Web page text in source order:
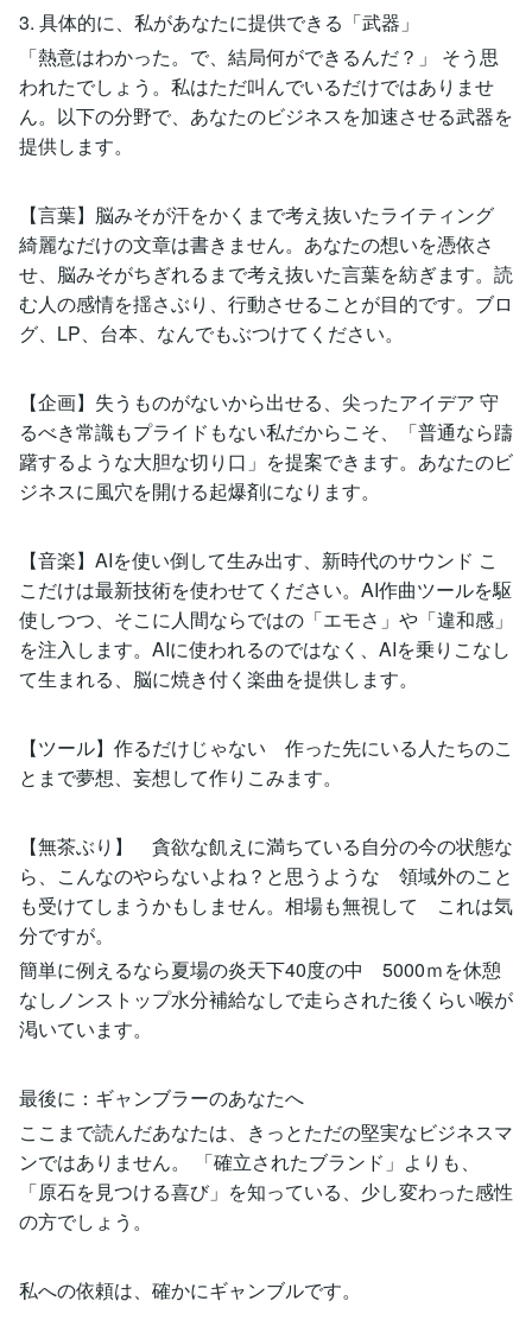
3. 具体的に、私があなたに提供できる「武器」
「熱意はわかった。で、結局何ができるんだ？」 そう思
われたでしょう。私はただ叫んでいるだけではありませ
ん。以下の分野で、あなたのビジネスを加速させる武器を
提供します。
【言葉】脳みそが汗をかくまで考え抜いたライティング
綺麗なだけの文章は書きません。あなたの想いを憑依さ
せ、脳みそがちぎれるまで考え抜いた言葉を紡ぎます。読
む人の感情を揺さぶり、行動させることが目的です。ブロ
グ、LP、台本、なんでもぶつけてください。
【企画】失うものがないから出せる、尖ったアイデア 守
るべき常識もプライドもない私だからこそ、「普通なら躊
躇するような大胆な切り口」を提案できます。あなたのビ
ジネスに風穴を開ける起爆剤になります。
【音楽】AIを使い倒して生み出す、新時代のサウンド こ
こだけは最新技術を使わせてください。AI作曲ツールを駆
使しつつ、そこに人間ならではの「エモさ」や「違和感」
を注入します。AIに使われるのではなく、AIを乗りこなし
て生まれる、脳に焼き付く楽曲を提供します。
【ツール】作るだけじゃない 作った先にいる人たちのこ
とまで夢想、妄想して作りこみます。
【無茶ぶり】 貪欲な飢えに満ちている自分の今の状態な
ら、こんなのやらないよね？と思うような 領域外のこと
も受けてしまうかもしません。相場も無視して これは気
分ですが。
簡単に例えるなら夏場の炎天下40度の中 5000ｍを休憩
なしノンストップ水分補給なしで走らされた後くらい喉が
渇いています。
最後に：ギャンブラーのあなたへ
ここまで読んだあなたは、きっとただの堅実なビジネスマ
ンではありません。 「確立されたブランド」よりも、
「原石を見つける喜び」を知っている、少し変わった感性
の方でしょう。
私への依頼は、確かにギャンブルです。